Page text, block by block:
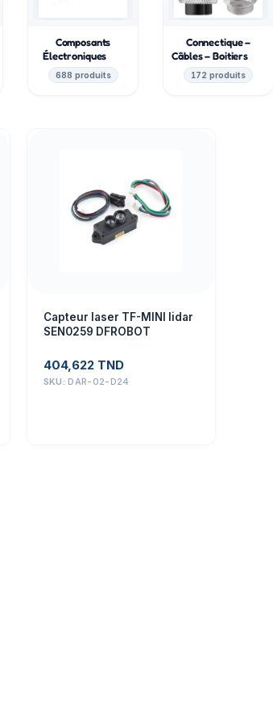
Composants
Électroniques
688 produits
Connectique –
Câbles – Boitiers
172 produits
Capteur laser TF-MINI lidar
SEN0259 DFROBOT
404,622 TND
SKU: DAR-02-D24